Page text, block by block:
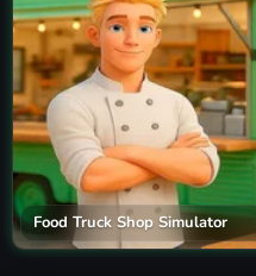
Food Truck Shop Simulator